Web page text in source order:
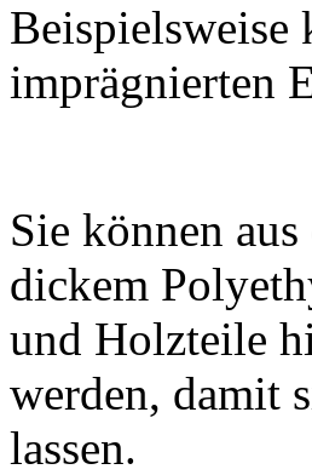
Beispielsweise
imprägnierten
Sie können
dickem
und Holzteile
werden, damit
lassen.